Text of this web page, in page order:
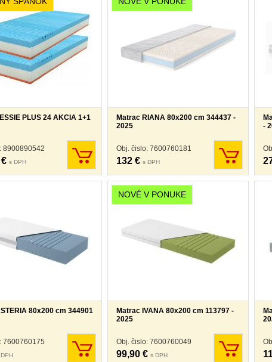
PLUS 24 AKCIA 1+1
8900890542
s DPH
Matrac RIANA 80x200 cm 344437 -
2025
Obj. čislo: 7600760181
132 € s DPH
-
80x200 cm 344901
7600760175
NOVÉ V PONUKE
Matrac IVANA 80x200 cm 113797 -
2025
Obj. čislo: 7600760049
99,90 € s DPH